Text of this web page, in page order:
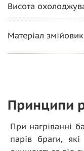
Висота
Матеріал
Принципи
При нагріванні
парів браги,